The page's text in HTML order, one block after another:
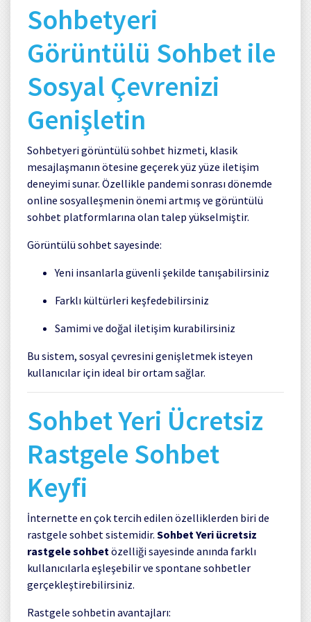
Sohbetyeri
Görüntülü Sohbet ile
Sosyal Çevrenizi
Genişletin
Sohbetyeri görüntülü sohbet hizmeti, klasik
mesajlaşmanın ötesine geçerek yüz yüze iletişim
deneyimi sunar. Özellikle pandemi sonrası dönemde
online sosyalleşmenin önemi artmış ve görüntülü
sohbet platformlarına olan talep yükselmiştir.
Görüntülü sohbet sayesinde:
Yeni insanlarla güvenli şekilde tanışabilirsiniz
Farklı kültürleri keşfedebilirsiniz
Samimi ve doğal iletişim kurabilirsiniz
Bu sistem, sosyal çevresini genişletmek isteyen
kullanıcılar için ideal bir ortam sağlar.
Sohbet Yeri Ücretsiz
Rastgele Sohbet
Keyfi
İnternette en çok tercih edilen özelliklerden biri de
rastgele sohbet sistemidir. Sohbet Yeri ücretsiz
rastgele sohbet özelliği sayesinde anında farklı
kullanıcılarla eşleşebilir ve spontane sohbetler
gerçekleştirebilirsiniz.
Rastgele sohbetin avantajları: